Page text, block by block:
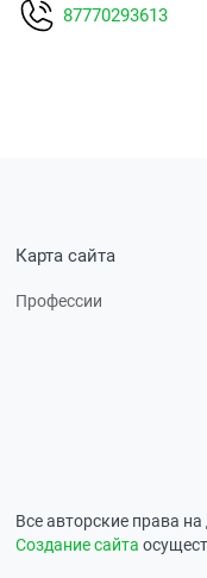
87770293613
Карта сайта
Профессии
Все авторские права
Создание сайта